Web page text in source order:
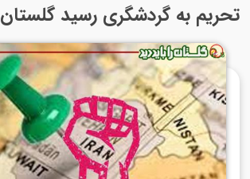
تحریم به گردشگری رسید گلستان